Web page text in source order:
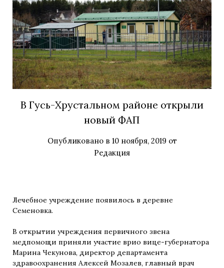
В Гусь-Хрустальном районе открыли
новый ФАП
Опубликовано в 10 ноября, 2019 от
Редакция
Лечебное учреждение появилось в деревне
Семеновка.
В открытии учреждения первичного звена
медпомощи приняли участие врио вице-губернатора
Марина Чекунова, директор департамента
здравоохранения Алексей Мозалев, главный врач